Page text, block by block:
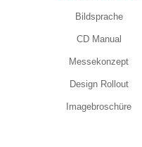
Bildsprache
CD Manual
Messekonzept
Design Rollout
Imagebroschüre